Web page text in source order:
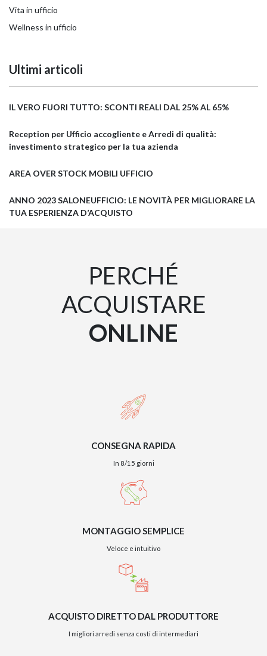
Vita in ufficio
Wellness in ufficio
Ultimi articoli
IL VERO FUORI TUTTO: SCONTI REALI DAL 25% AL 65%
Reception per Ufficio accogliente e Arredi di qualità:
investimento strategico per la tua azienda
AREA OVER STOCK MOBILI UFFICIO
ANNO 2023 SALONEUFFICIO: LE NOVITÀ PER MIGLIORARE LA
TUA ESPERIENZA D’ACQUISTO
PERCHÉ
ACQUISTARE
ONLINE
CONSEGNA RAPIDA
In 8/15 giorni
MONTAGGIO SEMPLICE
Veloce e intuitivo
ACQUISTO DIRETTO DAL PRODUTTORE
I migliori arredi senza costi di intermediari